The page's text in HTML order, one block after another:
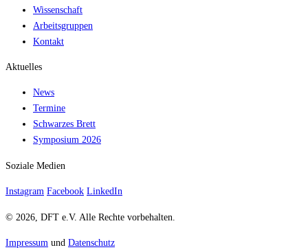
Wissenschaft
Arbeitsgruppen
Kontakt
Aktuelles
News
Termine
Schwarzes Brett
Symposium 2026
Soziale Medien
Instagram Facebook LinkedIn
© 2026, DFT e.V. Alle Rechte vorbehalten.
Impressum und Datenschutz